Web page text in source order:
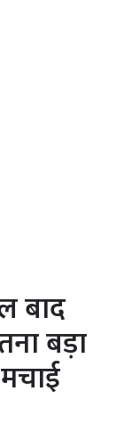
बाद
बड़ा